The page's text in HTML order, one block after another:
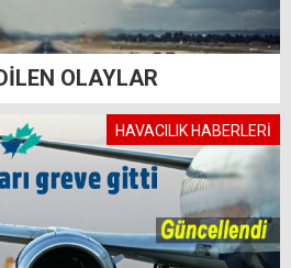
OLAYLAR
HAVACILIK HABERLERİ